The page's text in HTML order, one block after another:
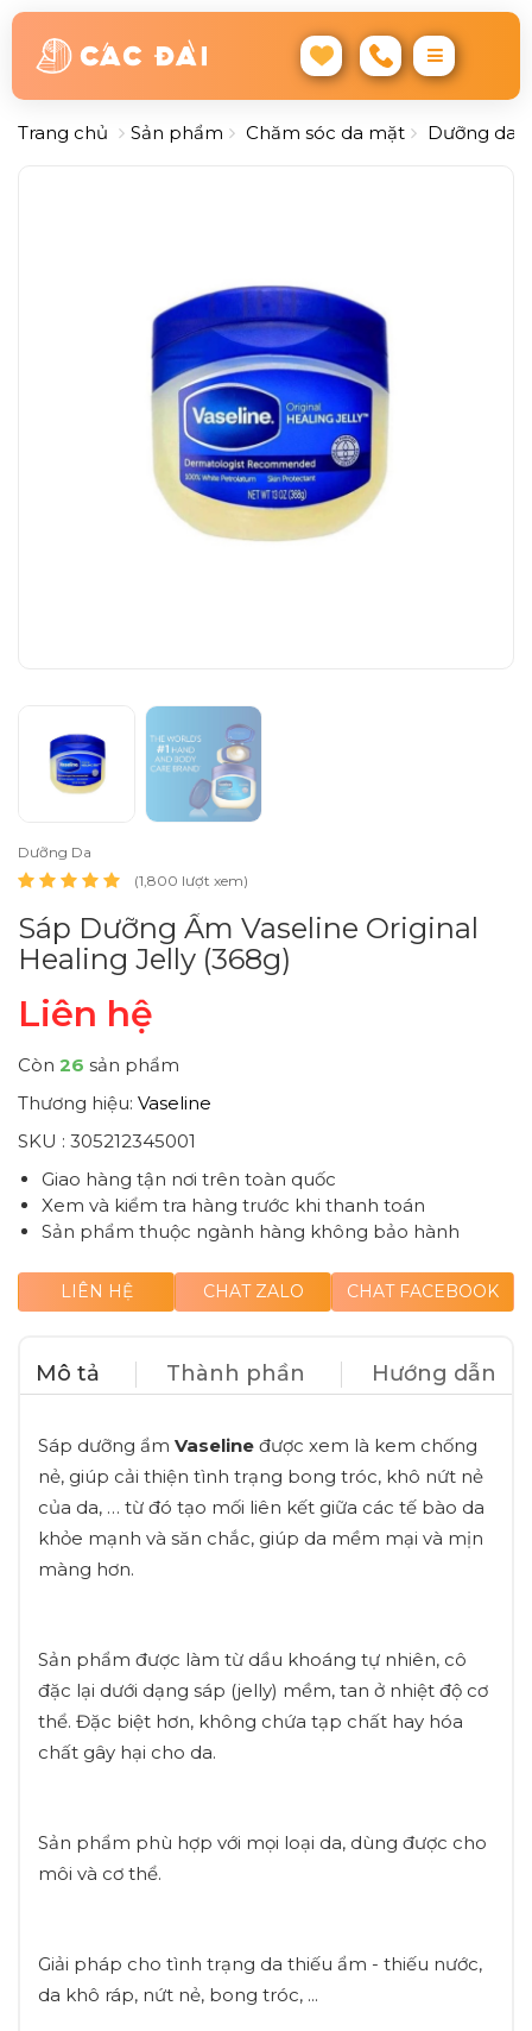
Trang chủ Sản phẩm Chăm sóc da mặt Dưỡng da
Dưỡng Da
(1,800 lượt xem)
Sáp Dưỡng Ẩm Vaseline Original
Healing Jelly (368g)
Liên hệ
Còn 26 sản phẩm
Thương hiệu: Vaseline
SKU : 305212345001
Giao hàng tận nơi trên toàn quốc
Xem và kiểm tra hàng trước khi thanh toán
Sản phẩm thuộc ngành hàng không bảo hành
LIÊN HỆ CHAT ZALO CHAT FACEBOOK
Mô tả Thành phần Hướng dẫn
Sáp dưỡng ẩm Vaseline được xem là kem chống
nẻ, giúp cải thiện tình trạng bong tróc, khô nứt nẻ
của da, … từ đó tạo mối liên kết giữa các tế bào da
khỏe mạnh và săn chắc, giúp da mềm mại và mịn
màng hơn.
Sản phẩm được làm từ dầu khoáng tự nhiên, cô
đặc lại dưới dạng sáp (jelly) mềm, tan ở nhiệt độ cơ
thể. Đặc biệt hơn, không chứa tạp chất hay hóa
chất gây hại cho da.
Sản phẩm phù hợp với mọi loại da, dùng được cho
môi và cơ thể.
Giải pháp cho tình trạng da thiếu ẩm - thiếu nước,
da khô ráp, nứt nẻ, bong tróc, ...